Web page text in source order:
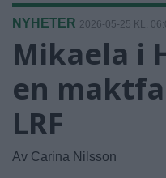
NYHETER 2026-05-25 KL.
Mikaela i
en
LRF
Av Carina Nilsson